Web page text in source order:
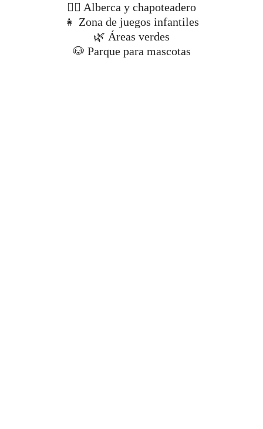
🏊‍♀️ Alberca y chapoteadero
👧 Zona de juegos infantiles
🌿 Áreas verdes
🐶 Parque para mascotas